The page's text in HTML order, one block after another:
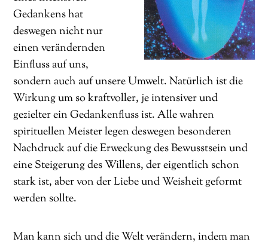
Gedankens hat
deswegen nicht nur
einen verändernden
Einfluss auf uns,
sondern auch auf unsere Umwelt. Natürlich ist die
Wirkung um so kraftvoller, je intensiver und
gezielter ein Gedankenfluss ist. Alle wahren
spirituellen Meister legen deswegen besonderen
Nachdruck auf die Erweckung des Bewusstsein und
eine Steigerung des Willens, der eigentlich schon
stark ist, aber von der Liebe und Weisheit geformt
werden sollte.
Man kann sich und die Welt verändern, indem man